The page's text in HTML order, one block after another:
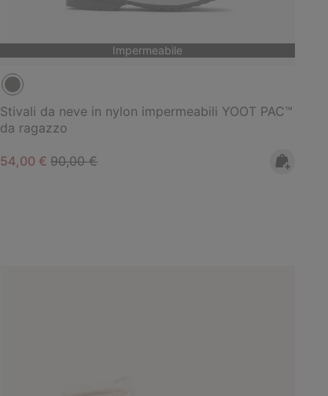
Impermeabile
Stivali da neve in nylon impermeabili YOOT PAC™
da ragazzo
Sale price:
54,00 €Regular price:
90,00 €